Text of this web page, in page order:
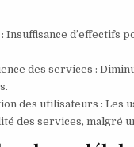
Insuffisance d’effectifs
des services :
des utilisateurs : Les
des services, malgré